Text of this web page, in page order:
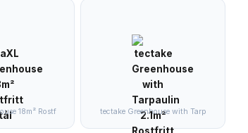
18m² Rostf tectake Greenhouse with Tarp